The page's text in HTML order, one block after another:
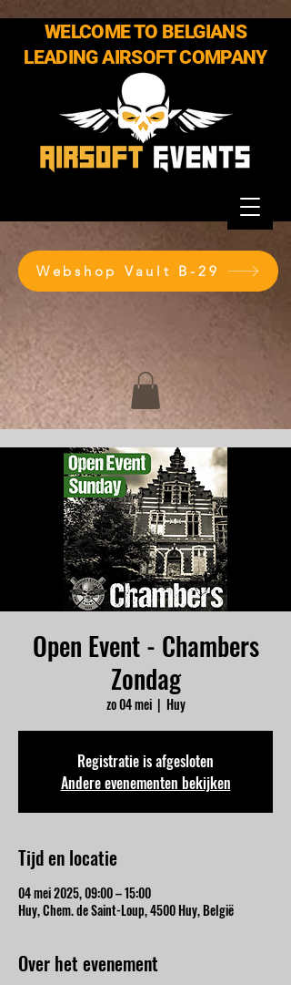
WELCOME TO BELGIANS
LEADING AIRSOFT COMPANY
Webshop Vault B-29
Open Event - Chambers
Zondag
zo 04 mei
  |
Huy
Registratie is afgesloten
Andere evenementen bekijken
Tijd en locatie
04 mei 2025, 09:00 – 15:00
Huy, Chem. de Saint-Loup, 4500 Huy, België
Over het evenement